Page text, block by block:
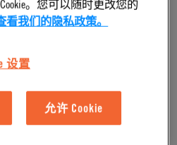
。您可以随时更改您的
看我们的隐私政策。
设置
允许 Cookie